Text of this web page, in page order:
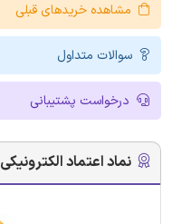
مشاهده خریدهای قبلی
سوالات متداول
درخواست پشتیبانی
نماد اعتماد الکترونیکی